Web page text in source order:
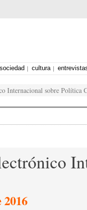
Internacional sobre Política
sociedad cultura